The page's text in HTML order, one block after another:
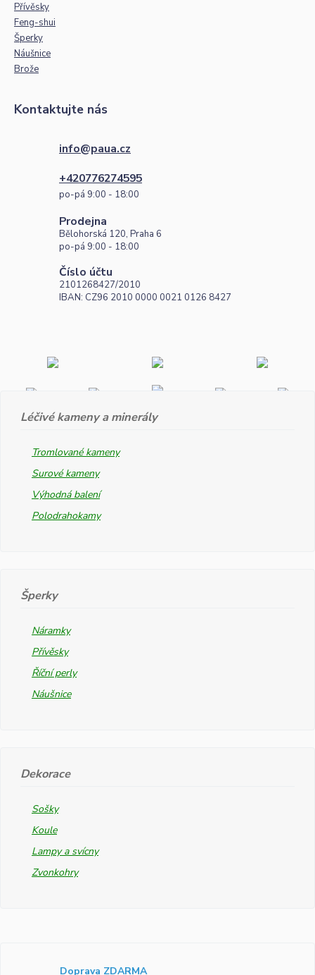
Přívěsky
Feng-shui
Šperky
Náušnice
Brože
Kontaktujte nás
info@paua.cz
+420776274595
po-pá 9:00 - 18:00
Prodejna
Bělohorská 120, Praha 6
po-pá 9:00 - 18:00
Číslo účtu
2101268427/2010
IBAN: CZ96 2010 0000 0021 0126 8427
Léčivé kameny a minerály
Tromlované kameny
Surové kameny
Výhodná balení
Polodrahokamy
Šperky
Náramky
Přívěsky
Říční perly
Náušnice
Dekorace
Sošky
Koule
Lampy a svícny
Zvonkohry
Doprava ZDARMA